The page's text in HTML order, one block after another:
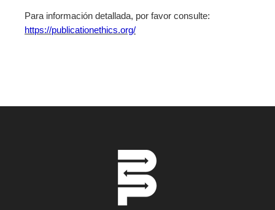
Para información detallada, por favor consulte:
https://publicationethics.org/